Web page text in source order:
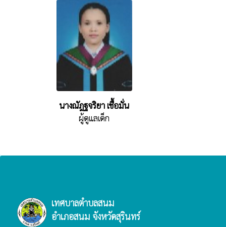
นางณัฎฐจริยา เชื้อมั่น
ผู้ดูแลเด็ก
เทศบาลตำบลสนม
อำเภอสนม จังหวัดสุรินทร์